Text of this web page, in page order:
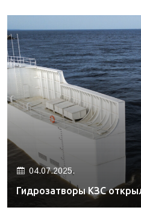
04.07.2025.
Гидрозатворы КЗС